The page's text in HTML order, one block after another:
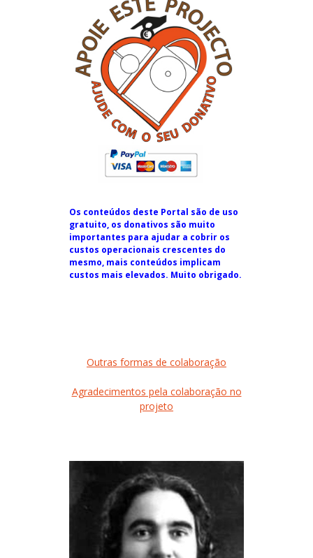
Os conteúdos deste Portal são de uso
gratuito, os donativos são muito
importantes para ajudar a cobrir os
custos operacionais crescentes do
mesmo, mais conteúdos implicam
custos mais elevados. Muito obrigado.
Outras formas de colaboração
Agradecimentos pela colaboração no
projeto